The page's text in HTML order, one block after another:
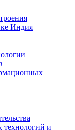
Индия
и